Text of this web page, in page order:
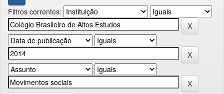
Filtros correntes: